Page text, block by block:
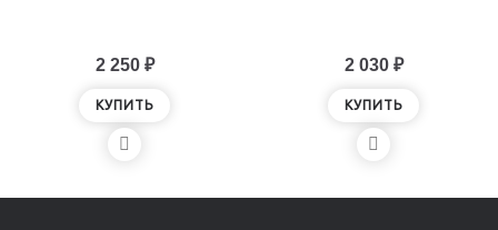
2 250 ₽
КУПИТЬ
2 030 ₽
КУПИТЬ